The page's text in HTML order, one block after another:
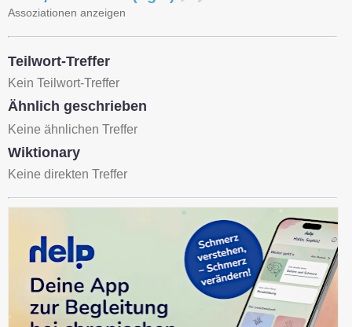
Assoziationen anzeigen
Teilwort-Treffer
Kein Teilwort-Treffer
Ähnlich geschrieben
Keine ähnlichen Treffer
Wiktionary
Keine direkten Treffer